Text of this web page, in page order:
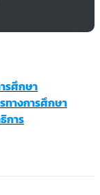
รศึกษา
างการศึกษา
การ